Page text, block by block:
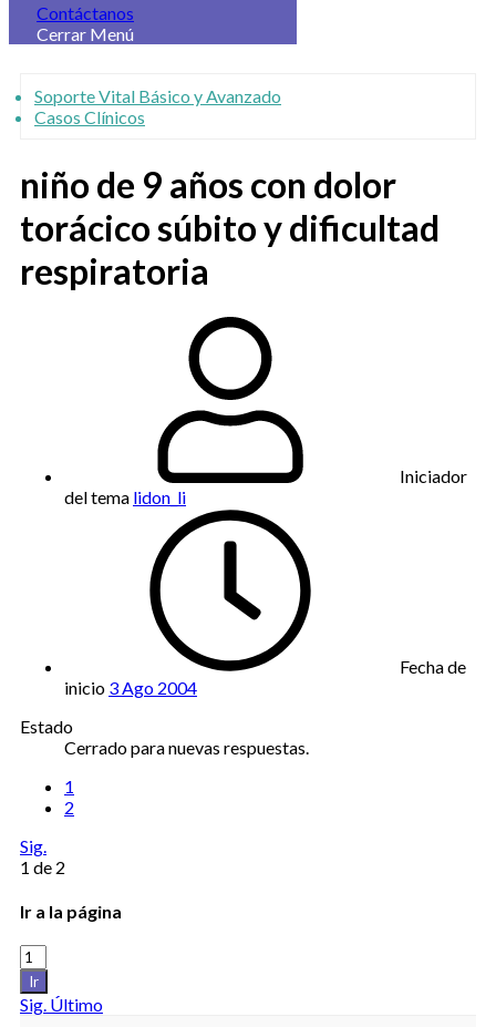
Contáctanos
Cerrar Menú
Soporte Vital Básico y Avanzado
Casos Clínicos
niño de 9 años con dolor
torácico súbito y dificultad
respiratoria
Iniciador
del tema lidon_li
Fecha de
inicio 3 Ago 2004
Estado
Cerrado para nuevas respuestas.
1
2
Sig.
1 de 2
Ir a la página
Ir
Sig. Último